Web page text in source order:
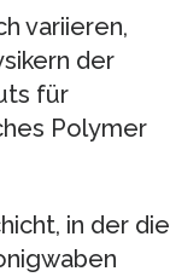
variieren,
der
für
Polymer
in der die